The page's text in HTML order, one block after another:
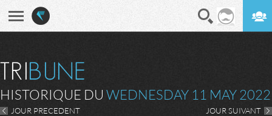
HISTORIQUE DU WEDNESDAY 11 MAY 2022
JOUR PRECEDENT JOUR SUIVANT